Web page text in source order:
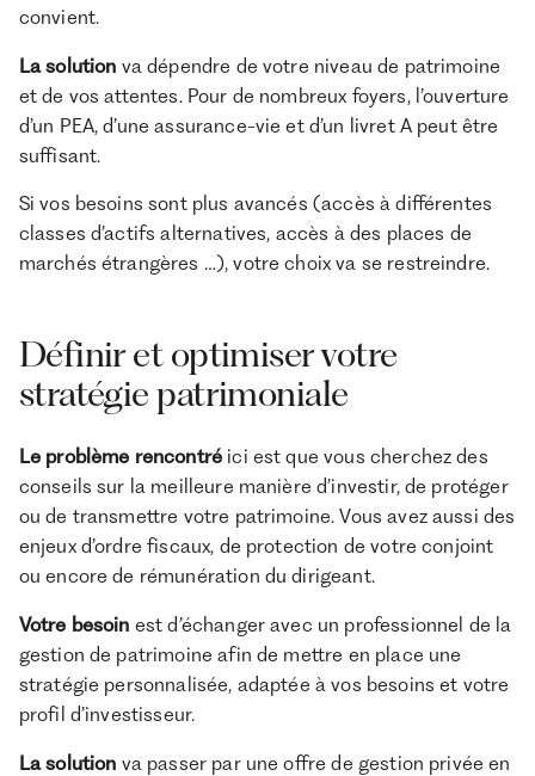
convient.
La solution va dépendre de votre niveau de patrimoine
et de vos attentes. Pour de nombreux foyers, l’ouverture
d’un PEA, d’une assurance-vie et d’un livret A peut être
suffisant.
Si vos besoins sont plus avancés (accès à différentes
classes d’actifs alternatives, accès à des places de
marchés étrangères …), votre choix va se restreindre.
Définir et optimiser votre
stratégie patrimoniale
Le problème rencontré ici est que vous cherchez des
conseils sur la meilleure manière d’investir, de protéger
ou de transmettre votre patrimoine. Vous avez aussi des
enjeux d’ordre fiscaux, de protection de votre conjoint
ou encore de rémunération du dirigeant.
Votre besoin est d’échanger avec un professionnel de la
gestion de patrimoine afin de mettre en place une
stratégie personnalisée, adaptée à vos besoins et votre
profil d’investisseur.
La solution va passer par une offre de gestion privée en